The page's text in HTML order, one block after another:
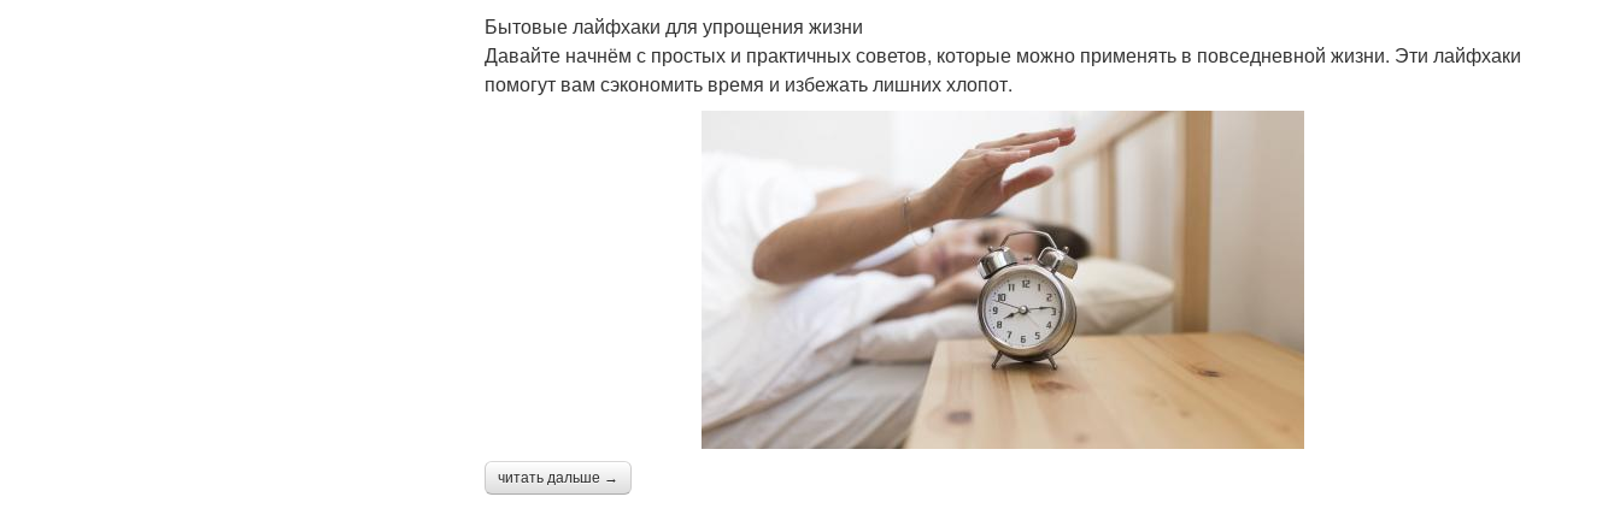
Бытовые лайфхаки для упрощения жизни
Давайте начнём с простых и практичных советов, которые можно применять в повседневной жизни. Эти лайфхаки
помогут вам сэкономить время и избежать лишних хлопот.
читать дальше →